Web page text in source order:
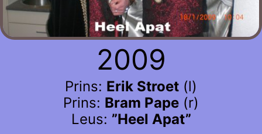
2009
Prins: Erik Stroet (l)
Prins: Bram Pape (r)
Leus: ”Heel Apat”